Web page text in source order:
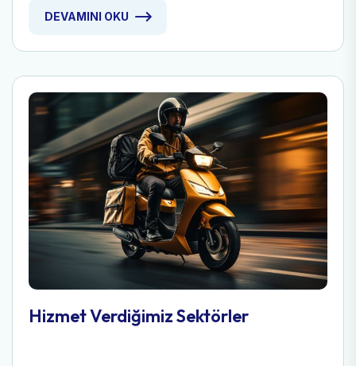
DEVAMINI OKU
Hizmet Verdiğimiz Sektörler